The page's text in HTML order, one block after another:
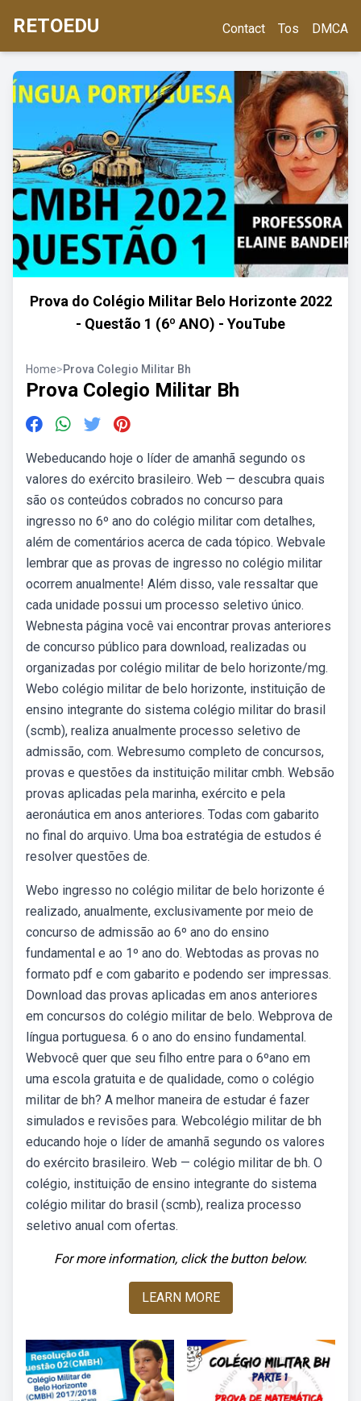
RETOEDU Contact Tos DMCA
Prova do Colégio Militar Belo Horizonte 2022
- Questão 1 (6º ANO) - YouTube
Home>Prova Colegio Militar Bh
Prova Colegio Militar Bh
Webeducando hoje o líder de amanhã segundo os
valores do exército brasileiro. Web — descubra quais
são os conteúdos cobrados no concurso para
ingresso no 6º ano do colégio militar com detalhes,
além de comentários acerca de cada tópico. Webvale
lembrar que as provas de ingresso no colégio militar
ocorrem anualmente! Além disso, vale ressaltar que
cada unidade possui um processo seletivo único.
Webnesta página você vai encontrar provas anteriores
de concurso público para download, realizadas ou
organizadas por colégio militar de belo horizonte/mg.
Webo colégio militar de belo horizonte, instituição de
ensino integrante do sistema colégio militar do brasil
(scmb), realiza anualmente processo seletivo de
admissão, com. Webresumo completo de concursos,
provas e questões da instituição militar cmbh. Websão
provas aplicadas pela marinha, exército e pela
aeronáutica em anos anteriores. Todas com gabarito
no final do arquivo. Uma boa estratégia de estudos é
resolver questões de.
Webo ingresso no colégio militar de belo horizonte é
realizado, anualmente, exclusivamente por meio de
concurso de admissão ao 6º ano do ensino
fundamental e ao 1º ano do. Webtodas as provas no
formato pdf e com gabarito e podendo ser impressas.
Download das provas aplicadas em anos anteriores
em concursos do colégio militar de belo. Webprova de
língua portuguesa. 6 o ano do ensino fundamental.
Webvocê quer que seu filho entre para o 6ºano em
uma escola gratuita e de qualidade, como o colégio
militar de bh? A melhor maneira de estudar é fazer
simulados e revisões para. Webcolégio militar de bh
educando hoje o líder de amanhã segundo os valores
do exército brasileiro. Web — colégio militar de bh. O
colégio, instituição de ensino integrante do sistema
colégio militar do brasil (scmb), realiza processo
seletivo anual com ofertas.
For more information, click the button below.
LEARN MORE